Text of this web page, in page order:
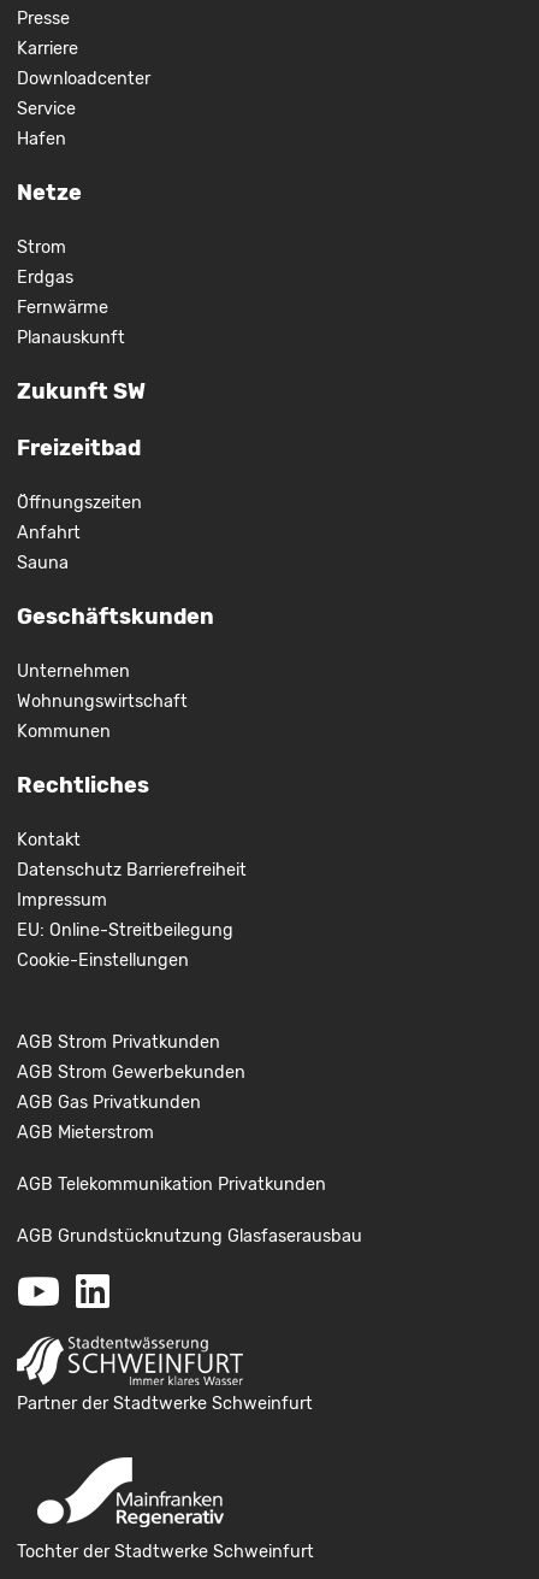
Presse
Karriere
Downloadcenter
Service
Hafen
Netze
Strom
Erdgas
Fernwärme
Planauskunft
Zukunft SW
Freizeitbad
Öffnungszeiten
Anfahrt
Sauna
Geschäftskunden
Unternehmen
Wohnungswirtschaft
Kommunen
Rechtliches
Kontakt
Datenschutz Barrierefreiheit
Impressum
EU: Online-Streitbeilegung
Cookie-Einstellungen
AGB Strom Privatkunden
AGB Strom Gewerbekunden
AGB Gas Privatkunden
AGB Mieterstrom
AGB Telekommunikation Privatkunden
AGB Grundstücknutzung Glasfaserausbau
Youtube
Partner der Stadtwerke Schweinfurt
Tochter der Stadtwerke Schweinfurt